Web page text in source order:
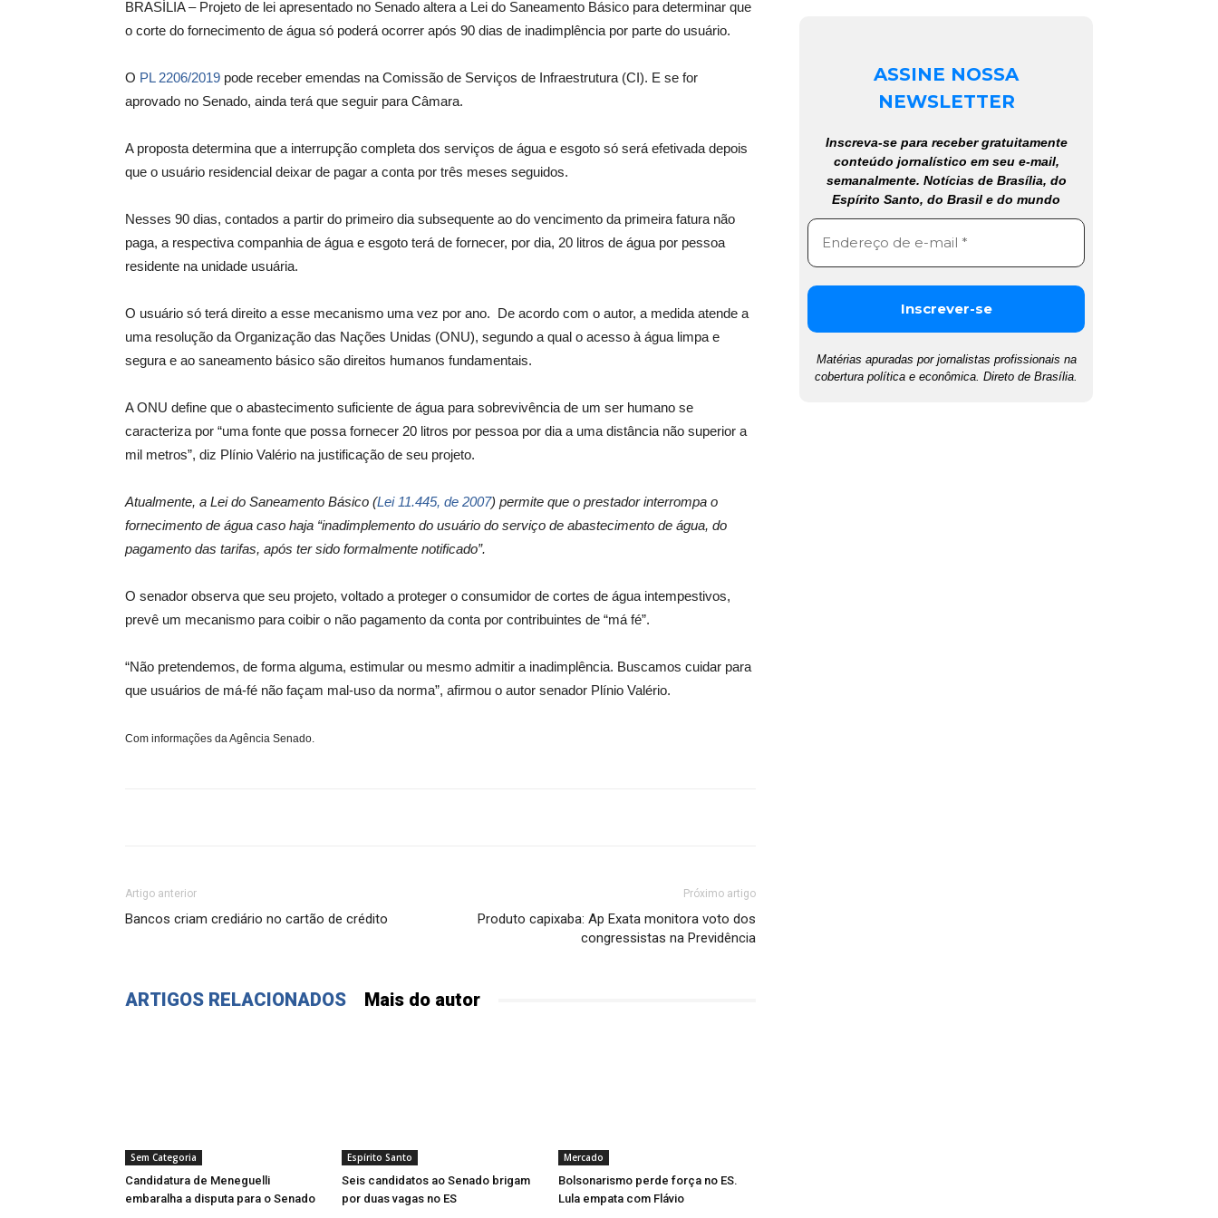
BRASÍLIA – Projeto de lei apresentado no Senado altera a Lei do Saneamento Básico para determinar que
o corte do fornecimento de água só poderá ocorrer após 90 dias de inadimplência por parte do usuário.
O PL 2206/2019 pode receber emendas na Comissão de Serviços de Infraestrutura (CI). E se for
aprovado no Senado, ainda terá que seguir para Câmara.
A proposta determina que a interrupção completa dos serviços de água e esgoto só será efetivada depois
que o usuário residencial deixar de pagar a conta por três meses seguidos.
Nesses 90 dias, contados a partir do primeiro dia subsequente ao do vencimento da primeira fatura não
paga, a respectiva companhia de água e esgoto terá de fornecer, por dia, 20 litros de água por pessoa
residente na unidade usuária.
O usuário só terá direito a esse mecanismo uma vez por ano. De acordo com o autor, a medida atende a
uma resolução da Organização das Nações Unidas (ONU), segundo a qual o acesso à água limpa e
segura e ao saneamento básico são direitos humanos fundamentais.
A ONU define que o abastecimento suficiente de água para sobrevivência de um ser humano se
caracteriza por “uma fonte que possa fornecer 20 litros por pessoa por dia a uma distância não superior a
mil metros”, diz Plínio Valério na justificação de seu projeto.
Atualmente, a Lei do Saneamento Básico (Lei 11.445, de 2007) permite que o prestador interrompa o
fornecimento de água caso haja “inadimplemento do usuário do serviço de abastecimento de água, do
pagamento das tarifas, após ter sido formalmente notificado”.
O senador observa que seu projeto, voltado a proteger o consumidor de cortes de água intempestivos,
prevê um mecanismo para coibir o não pagamento da conta por contribuintes de “má fé”.
“Não pretendemos, de forma alguma, estimular ou mesmo admitir a inadimplência. Buscamos cuidar para
que usuários de má-fé não façam mal-uso da norma”, afirmou o autor senador Plínio Valério.
Com informações da Agência Senado.
Artigo anterior
Bancos criam crediário no cartão de crédito
Próximo artigo
Produto capixaba: Ap Exata monitora voto dos
congressistas na Previdência
ARTIGOS RELACIONADOS Mais do autor
Sem Categoria
Candidatura de Meneguelli
embaralha a disputa para o Senado
Espírito Santo
Seis candidatos ao Senado brigam
por duas vagas no ES
Mercado
Bolsonarismo perde força no ES.
Lula empata com Flávio
ASSINE NOSSA
NEWSLETTER
Inscreva-se para receber gratuitamente
conteúdo jornalístico em seu e-mail,
semanalmente. Notícias de Brasília, do
Espírito Santo, do Brasil e do mundo
Matérias apuradas por jornalistas profissionais na
cobertura política e econômica. Direto de Brasília.